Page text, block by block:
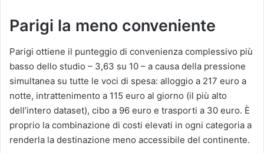
Parigi la meno conveniente
Parigi ottiene il punteggio di convenienza complessivo più
basso dello studio – 3,63 su 10 – a causa della pressione
simultanea su tutte le voci di spesa: alloggio a 217 euro a
notte, intrattenimento a 115 euro al giorno (il più alto
dell’intero dataset), cibo a 96 euro e trasporti a 30 euro. È
proprio la combinazione di costi elevati in ogni categoria a
renderla la destinazione meno accessibile del continente.